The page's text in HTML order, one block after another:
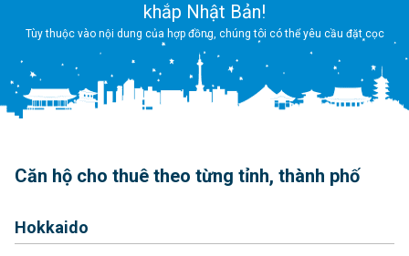
khắp Nhật Bản!
Tùy thuộc vào nội dung của hợp đồng, chúng tôi có thể yêu cầu đặt cọc
Căn hộ cho thuê theo từng tỉnh, thành phố
Hokkaido